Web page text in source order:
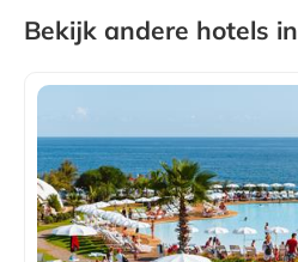
Bekijk andere hotels in